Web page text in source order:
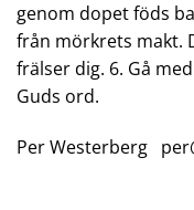
genom dopet föds
från mörkrets makt.
frälser dig. 6. Gå
Guds ord.
Per Westerberg